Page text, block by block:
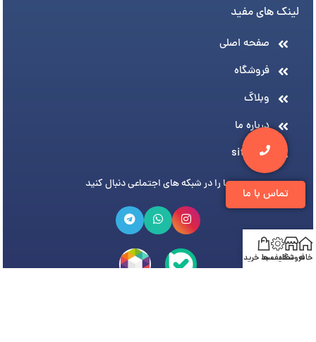
تماس با ما
لینک های مفید
صفحه اصلی
فروشگاه
وبلاگ
درباره ما
sitemap
ما را در شبکه های اجتماعی دنبال کنید
خانهفروشگاه
تخفیف هاسبد خرید